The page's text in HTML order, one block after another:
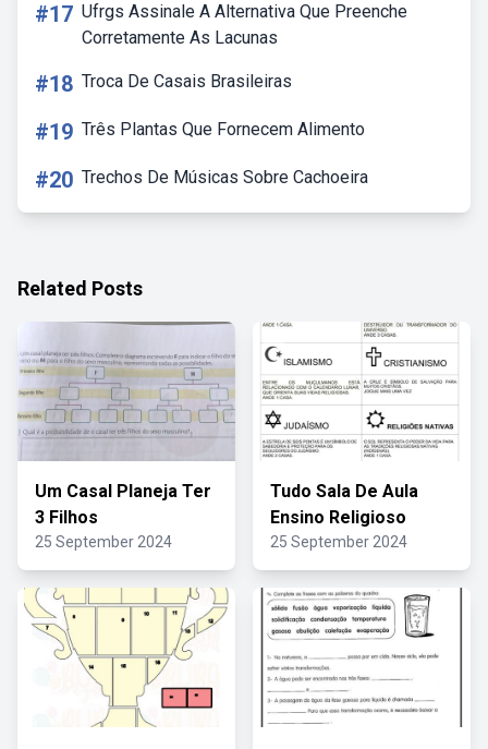
#17 Ufrgs Assinale A Alternativa Que Preenche
Corretamente As Lacunas
#18 Troca De Casais Brasileiras
#19 Três Plantas Que Fornecem Alimento
#20 Trechos De Músicas Sobre Cachoeira
Related Posts
Um Casal Planeja Ter
3 Filhos
25 September 2024
Tudo Sala De Aula
Ensino Religioso
25 September 2024